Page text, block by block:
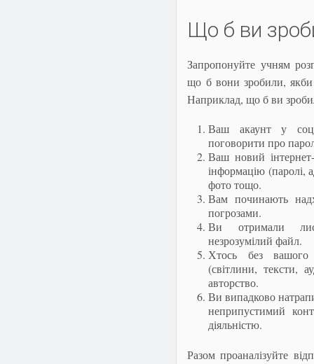
Що б ви
Запропонуйте учням
що б вони зробили, якби
Наприклад, що б ви
Ваш акаунт у
поговорити про
Ваш новий інтернет-
інформацію (паролі,
фото тощо.
Вам починають
погрозами.
Ви отримали
незрозумілий файл.
Хтось без вашого
(світлини, тексти,
авторство.
Ви випадково
неприпустимий
діяльністю.
Разом проаналізуйте